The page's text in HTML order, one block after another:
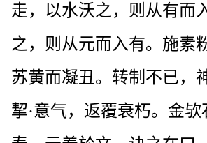
走，以水沃之，则从有而
之，则从元而入有。施素
苏黄而凝丑。转制不已，
挈·意气，返覆衰朽。金